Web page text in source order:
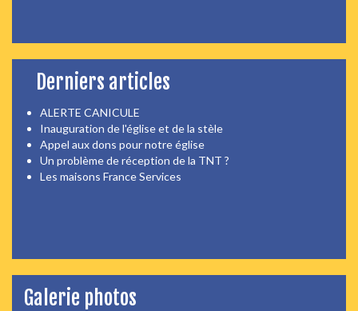
Derniers articles
ALERTE CANICULE
Inauguration de l'église et de la stèle
Appel aux dons pour notre église
Un problème de réception de la TNT ?
Les maisons France Services
Galerie photos